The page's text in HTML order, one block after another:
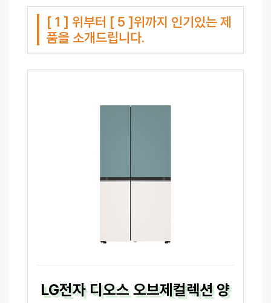
[ 1 ] 위부터 [ 5 ]위까지 인기있는 제
품을 소개드립니다.
LG전자 디오스 오브제컬렉션 양